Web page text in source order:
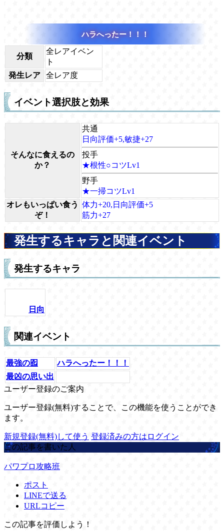
ハラへったー！！！
分類
全レアイベン
ト
発生レア
全レア度
イベント選択肢と効果
そんなに食えるの
か？
共通
日向評価+5,敏捷+27
投手
★根性○コツLv1
野手
★一掃コツLv1
オレもいっぱい食う
ぞ！
体力+20,日向評価+5
筋力+27
発生するキャラと関連イベント
発生するキャラ
日向
関連イベント
最強の囮
ハラへったー！！！
最凶の思い出
ユーザー登録のご案内
ユーザー登録(無料)することで、この機能を使うことができ
ます。
新規登録(無料)して使う 登録済みの方はログイン
この記事を書いた人
パワプロ攻略班
ポスト
LINEで送る
URLコピー
この記事を評価しよう！